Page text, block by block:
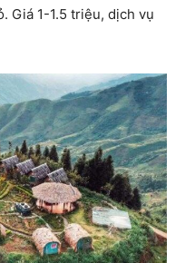
Giá 1-1.5 triệu, dịch vụ